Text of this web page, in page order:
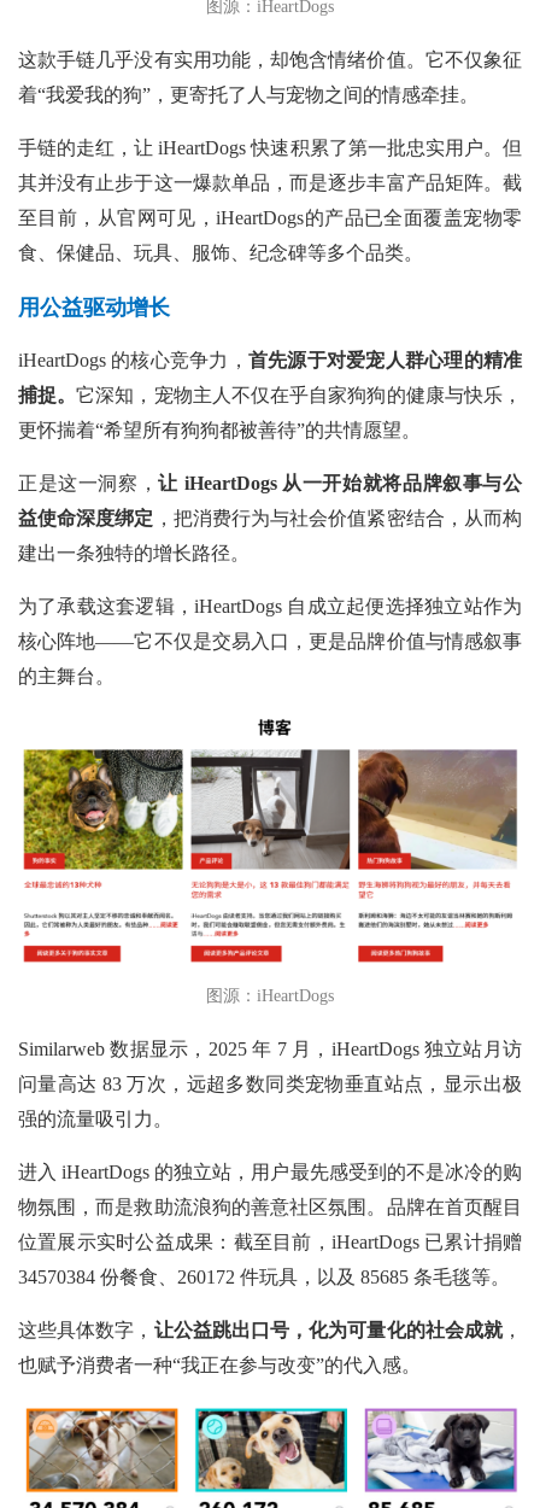
图源：iHeartDogs
这款手链几乎没有实用功能，却饱含情绪价值。它不仅象征
着“我爱我的狗”，更寄托了人与宠物之间的情感牵挂。
手链的走红，让 iHeartDogs 快速积累了第一批忠实用户。但
其并没有止步于这一爆款单品，而是逐步丰富产品矩阵。截
至目前，从官网可见，iHeartDogs的产品已全面覆盖宠物零
食、保健品、玩具、服饰、纪念碑等多个品类。
用公益驱动增长
iHeartDogs 的核心竞争力， 首先源于对爱宠人群心理的精准
捕捉。它深知，宠物主人不仅在乎自家狗狗的健康与快乐，
更怀揣着“希望所有狗狗都被善待”的共情愿望。
正是这一洞察，让 iHeartDogs 从一开始就将品牌叙事与公
益使命深度绑定 ，把消费行为与社会价值紧密结合，从而构
建出一条独特的增长路径。
为了承载这套逻辑，iHeartDogs 自成立起便选择独立站作为
核心阵地——它不仅是交易入口，更是品牌价值与情感叙事
的主舞台。
图源：iHeartDogs
Similarweb 数据显示，2025 年 7 月，iHeartDogs 独立站月访
问量高达 83 万次，远超多数同类宠物垂直站点，显示出极
强的流量吸引力。
进入 iHeartDogs 的独立站，用户最先感受到的不是冰冷的购
物氛围，而是救助流浪狗的善意社区氛围。品牌在首页醒目
位置展示实时公益成果：截至目前，iHeartDogs 已累计捐赠
34570384 份餐食、260172 件玩具，以及 85685 条毛毯等。
这些具体数字， 让公益跳出口号，化为可量化的社会成就，
也赋予消费者一种“我正在参与改变”的代入感。